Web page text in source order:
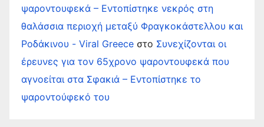
ψαροντουφεκά – Εντοπίστηκε νεκρός στη
θαλάσσια περιοχή μεταξύ Φραγκοκάστελλου και
Ροδάκινου - Viral Greece στο Συνεχίζονται οι
έρευνες για τον 65χρονο ψαροντουφεκά που
αγνοείται στα Σφακιά – Εντοπίστηκε το
ψαροντούφεκό του